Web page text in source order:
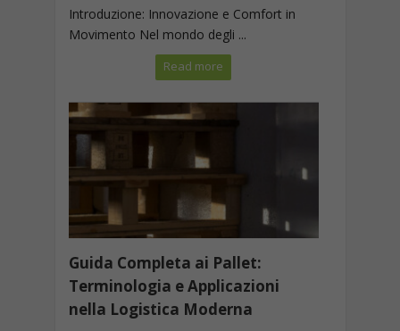
Introduzione: Innovazione e Comfort in
Movimento Nel mondo degli ...
Read more
Guida Completa ai Pallet:
Terminologia e Applicazioni
nella Logistica Moderna